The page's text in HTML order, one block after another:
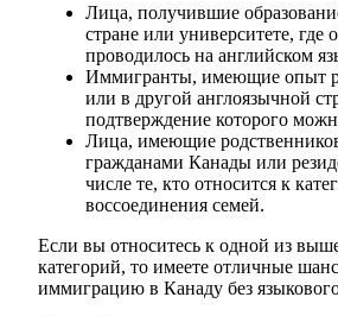
Лица, получившие
стране или университете, где
проводилось на английском
Иммигранты, имеющие опыт
или в другой англоязычной
подтверждение которого
Лица, имеющие
гражданами Канады или
числе те, кто относится к
воссоединения семей.
Если вы относитесь к одной из
категорий, то имеете отличные
иммиграцию в Канаду без